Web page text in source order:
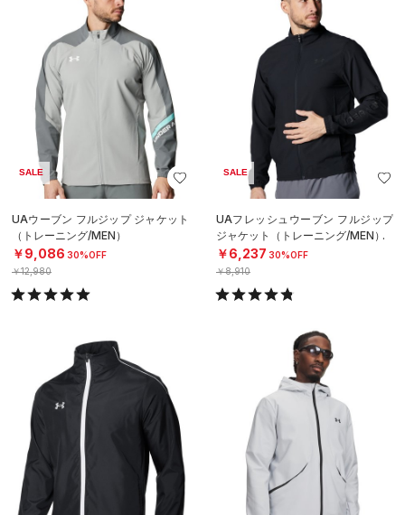
SALE
UAウーブン フルジップ ジャケット
（トレーニング/MEN）
￥9,086 30%OFF
￥12,980
SALE
UAフレッシュウーブン フルジップ
ジャケット（トレーニング/MEN）
￥6,237 30%OFF
￥8,910